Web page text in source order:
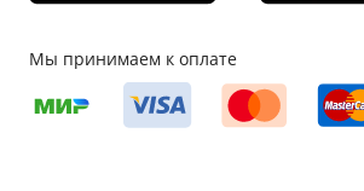
Мы принимаем к оплате